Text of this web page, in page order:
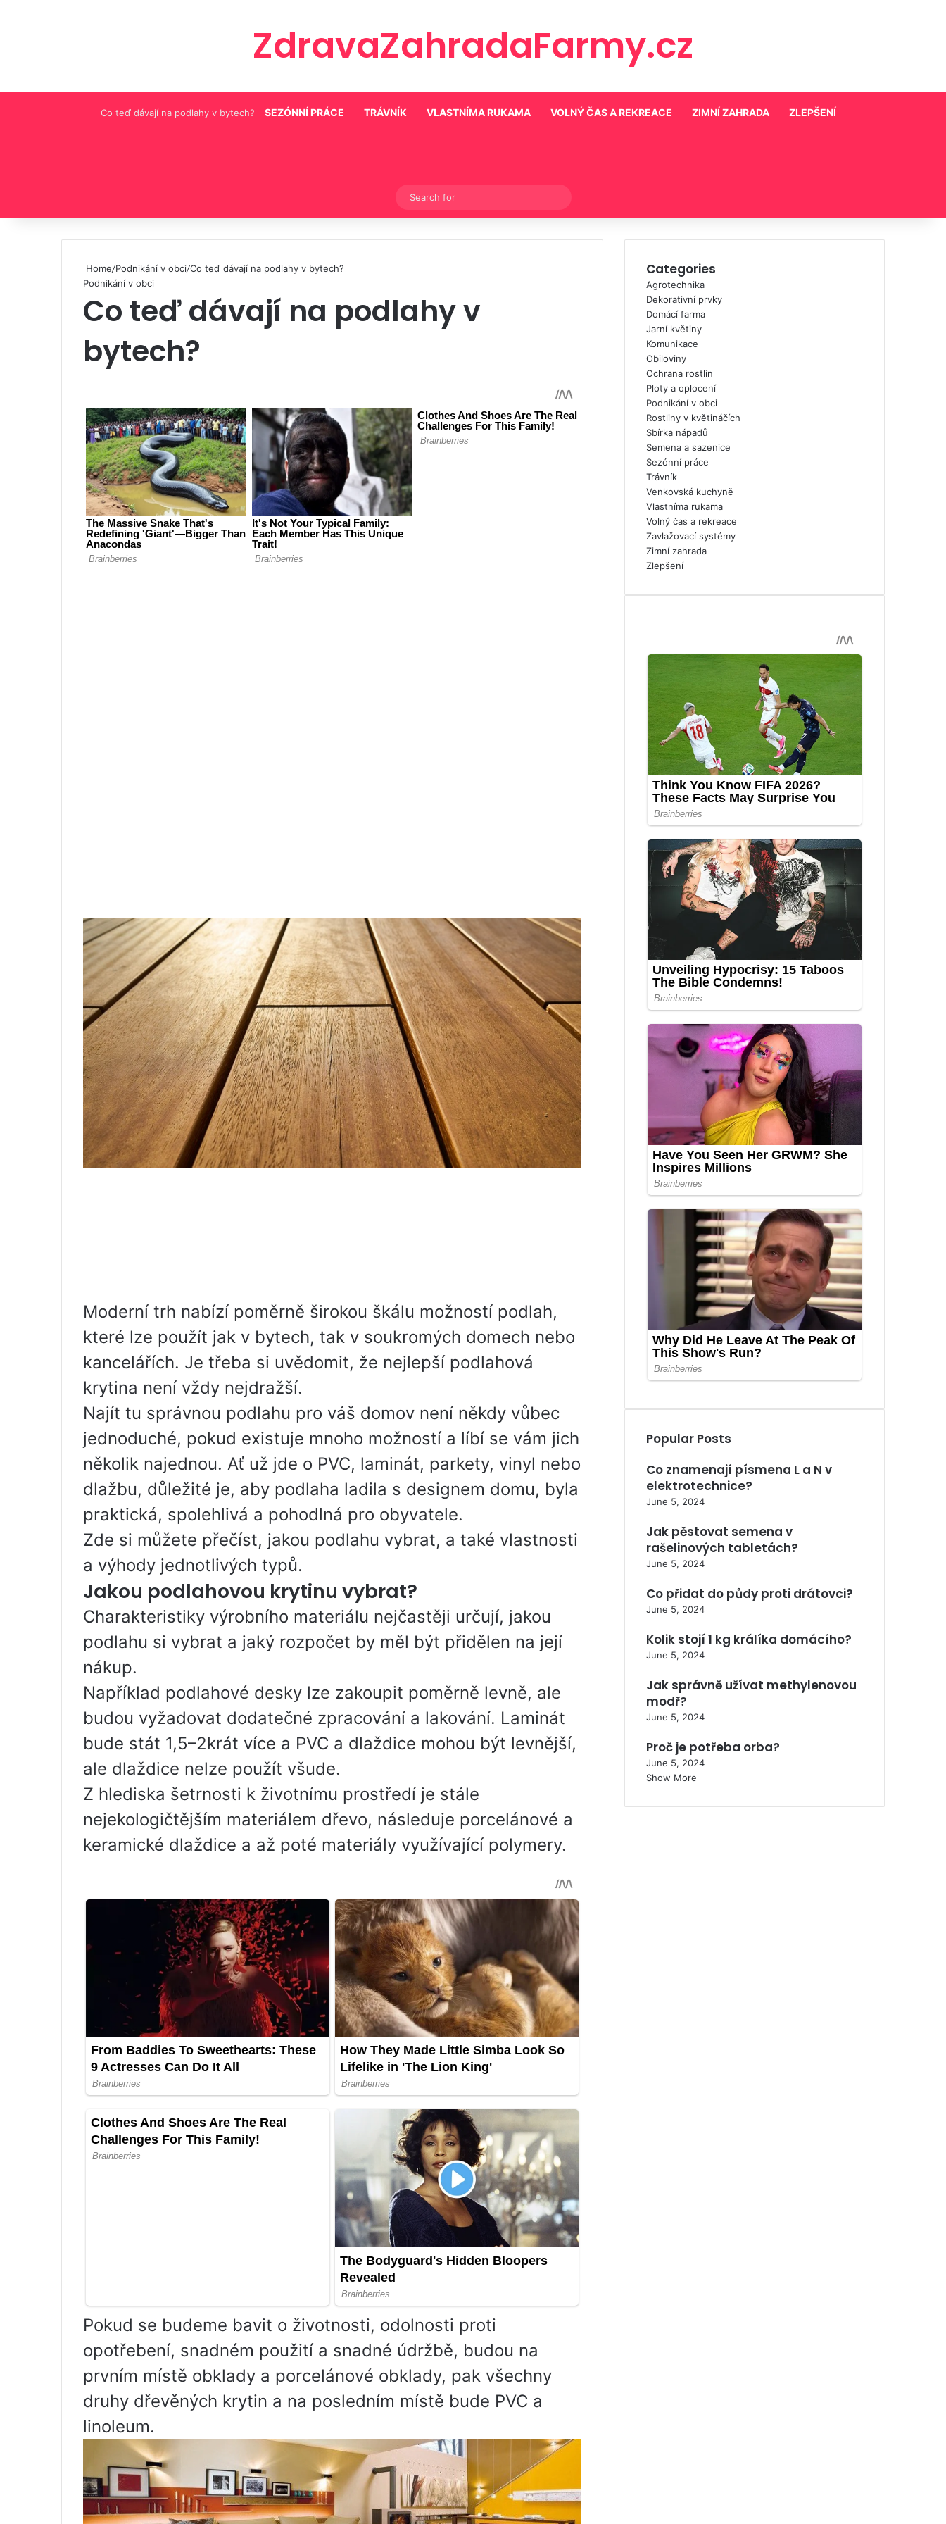
ZdravaZahradaFarmy.cz
Co teď dávají na podlahy v bytech? SEZÓNNÍ PRÁCE TRÁVNÍK VLASTNÍMA RUKAMA VOLNÝ ČAS A REKREACE ZIMNÍ ZAHRADA ZLEPŠENÍ
Switch skin
for
Home/Podnikání v obci/Co teď dávají na podlahy v bytech?
Podnikání v obci
Co teď dávají na podlahy v
bytech?
Moderní trh nabízí poměrně širokou škálu možností podlah,
které lze použít jak v bytech, tak v soukromých domech nebo
kancelářích. Je třeba si uvědomit, že nejlepší podlahová
krytina není vždy nejdražší.
Najít tu správnou podlahu pro váš domov není někdy vůbec
jednoduché, pokud existuje mnoho možností a líbí se vám jich
několik najednou. Ať už jde o PVC, laminát, parkety, vinyl nebo
dlažbu, důležité je, aby podlaha ladila s designem domu, byla
praktická, spolehlivá a pohodlná pro obyvatele.
Zde si můžete přečíst, jakou podlahu vybrat, a také vlastnosti
a výhody jednotlivých typů.
Jakou podlahovou krytinu vybrat?
Charakteristiky výrobního materiálu nejčastěji určují, jakou
podlahu si vybrat a jaký rozpočet by měl být přidělen na její
nákup.
Například podlahové desky lze zakoupit poměrně levně, ale
budou vyžadovat dodatečné zpracování a lakování. Laminát
bude stát 1,5–2krát více a PVC a dlaždice mohou být levnější,
ale dlaždice nelze použít všude.
Z hlediska šetrnosti k životnímu prostředí je stále
nejekologičtějším materiálem dřevo, následuje porcelánové a
keramické dlaždice a až poté materiály využívající polymery.
Pokud se budeme bavit o životnosti, odolnosti proti
opotřebení, snadném použití a snadné údržbě, budou na
prvním místě obklady a porcelánové obklady, pak všechny
druhy dřevěných krytin a na posledním místě bude PVC a
linoleum.
Categories
Agrotechnika
Dekorativní prvky
Domácí farma
Jarní květiny
Komunikace
Obiloviny
Ochrana rostlin
Ploty a oplocení
Podnikání v obci
Rostliny v květináčích
Sbírka nápadů
Semena a sazenice
Sezónní práce
Trávník
Venkovská kuchyně
Vlastníma rukama
Volný čas a rekreace
Zavlažovací systémy
Zimní zahrada
Zlepšení
Popular Posts
Co znamenají písmena L a N v
elektrotechnice?
June 5, 2024
Jak pěstovat semena v
rašelinových tabletách?
June 5, 2024
Co přidat do půdy proti drátovci?
June 5, 2024
Kolik stojí 1 kg králíka domácího?
June 5, 2024
Jak správně užívat methylenovou
modř?
June 5, 2024
Proč je potřeba orba?
June 5, 2024
Show More